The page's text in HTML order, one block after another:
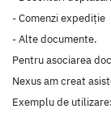
- Comenzi expediție
- Alte documente.
Pentru asociarea
Nexus am creat
Exemplu de utilizare: